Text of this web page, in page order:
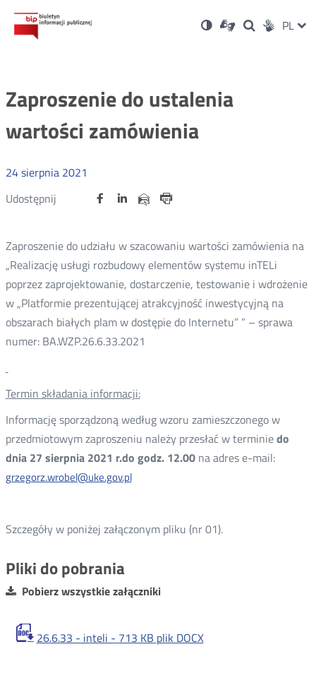
Ustawienia
Wersja
kontrastowa
Dla
niesłyszących
OtwórzOtwórz
w
Otwórz
w
Social PL
Zaproszenie do ustalenia
wartości zamówienia
24sierpnia 2021
Udostępnij
Udostępnij
Otwórz Udostępnij
na
OtwórzUdostępnij
na
OtwórzUdostępnij
przez
Zaproszenie do udziału w szacowaniu wartości zamówienia na
„Realizację usługi rozbudowy elementów systemu inTELi
poprzez zaprojektowanie, dostarczenie, testowanie i wdrożenie
w „Platformie prezentującej atrakcyjność inwestycyjną na
obszarach białych plam w dostępie do Internetu” ” – sprawa
numer: BA.WZP.26.6.33.2021
Termin składania informacji:
Informację sporządzoną według wzoru zamieszczonego w
przedmiotowym zaproszeniu należy przesłać w terminiedo
dnia 27 sierpnia 2021 r.do godz. 12.00 na adres e-mail:
grzegorz.wrobel@uke.gov.pl
Szczegóły w poniżej załączonym pliku (nr 01).
Pliki do pobrania
Pobierz wszystkie załączniki
26.6.33 - inteli - 713 KB plik DOCX